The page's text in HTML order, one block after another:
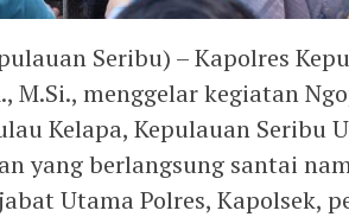
Seribu) – Kapolres
M.Si., menggelar kegiatan
Kelapa, Kepulauan Seribu
yang berlangsung santai
Utama Polres, Kapolsek,